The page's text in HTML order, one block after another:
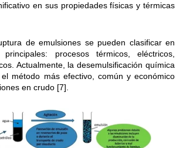
en sus propiedades físicas y térmicas
de emulsiones se pueden clasificar en
procesos térmicos, eléctricos,
Actualmente, la desemulsificación química
método más efectivo, común y económico
en crudo [7].